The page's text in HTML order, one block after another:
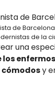
de
de la
una
y